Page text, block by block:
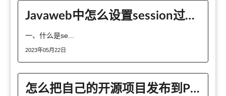
Javaweb中怎么设置session过期时间
一、什么是se...
2023年05月22日
怎么把自己的开源项目发布到Pypi服务器